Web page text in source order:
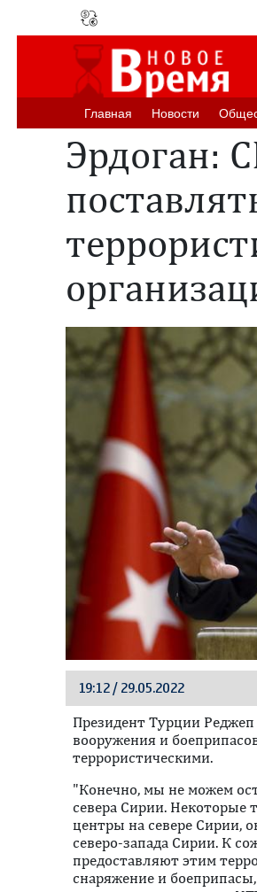
Главная Новости
Эрдоган:
19:12 / 29.05.2022
Президент Турции
вооружения и
террористическими.
"Конечно, мы не можем
севера Сирии. Некоторые
центры на севере Сирии,
северо-запада Сирии. К
предоставляют этим
снаряжение и